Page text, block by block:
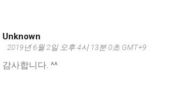
Unknown
2019년 6월 2일 오후 4시 13분 0초 GMT+9
감사합니다. ^^